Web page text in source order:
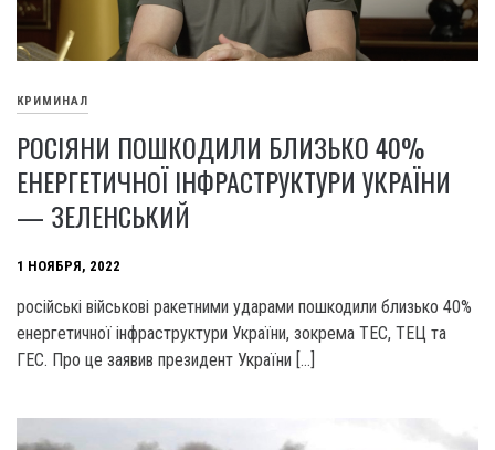
КРИМИНАЛ
РОСІЯНИ ПОШКОДИЛИ БЛИЗЬКО 40%
ЕНЕРГЕТИЧНОЇ ІНФРАСТРУКТУРИ УКРАЇНИ
— ЗЕЛЕНСЬКИЙ
1 НОЯБРЯ, 2022
російські військові ракетними ударами пошкодили близько 40%
енергетичної інфраструктури України, зокрема ТЕС, ТЕЦ та
ГЕС. Про це заявив президент України […]